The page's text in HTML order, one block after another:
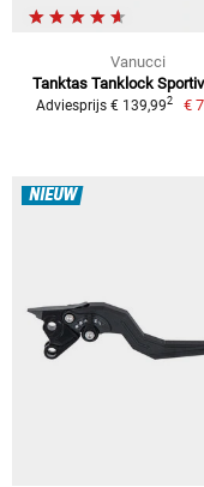
Vanucci
Tanktas Tanklock
Adviesprijs € 139,992 €
NIEUW